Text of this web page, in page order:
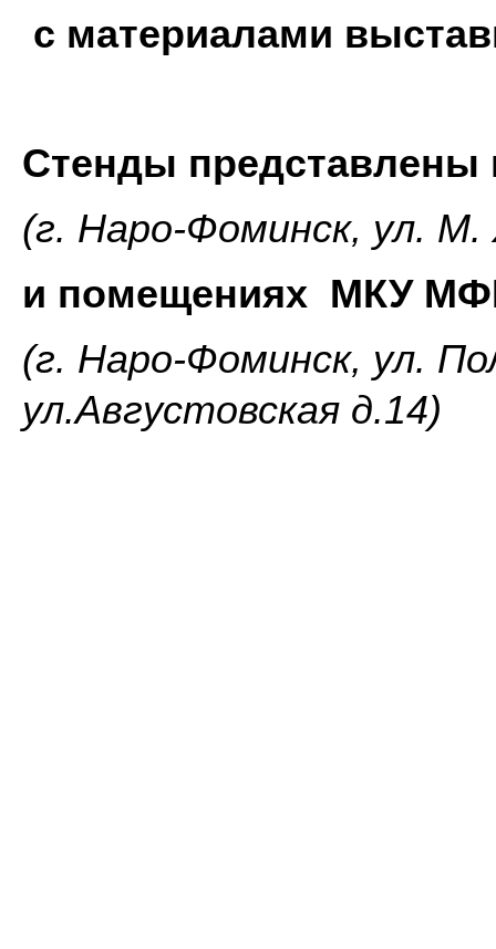
с материалами
Стенды представлены
(г. Наро-Фоминск, ул. М.
и помещениях МКУ
(г. Наро-Фоминск, ул.
ул.Августовская д.14)